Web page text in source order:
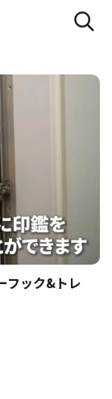
フック&トレ